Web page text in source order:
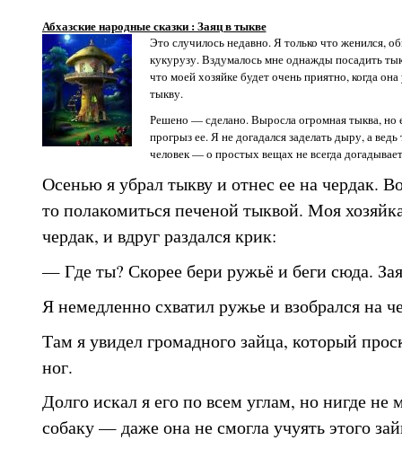
Абхазские народные сказки : Заяц в тыкве
Это случилось недавно. Я только что женился,
кукурузу. Вздумалось мне однажды посадить
что моей хозяйке будет очень приятно, когда
тыкву.
Решено — сделано. Выросла огромная тыква, но
прогрыз ее. Я не догадался заделать дыру, а
человек — о простых вещах не всегда
Осенью я убрал тыкву и отнес ее на чердак.
то полакомиться печеной тыквой. Моя
чердак, и вдруг раздался крик:
— Где ты? Скорее бери ружьё и беги сюда.
Я немедленно схватил ружье и взобрался на
Там я увидел громадного зайца, который
ног.
Долго искал я его по всем углам, но нигде не
собаку — даже она не смогла учуять этого